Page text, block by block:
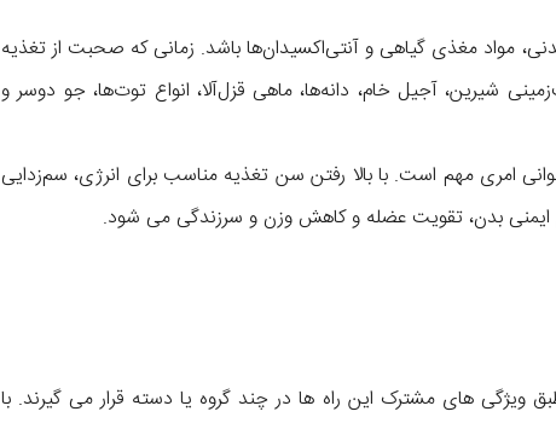
مواد مغذی گیاهی و آنتی‌اکسیدان‌ها باشد. زمانی که صحبت از تغذیه
شیرین، آجیل خام، دانه‌ها، ماهی قزل‌آلا، انواع توت‌ها، جو دوسر و
امری مهم است. با بالا رفتن سن تغذیه مناسب برای انرژی، سم‌زدایی
بدن، تقویت عضله و کاهش وزن و سرزندگی می شود.
ویژگی های مشترک این راه ها در چند گروه یا دسته قرار می گیرند. با